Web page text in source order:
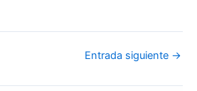
Entrada siguiente →